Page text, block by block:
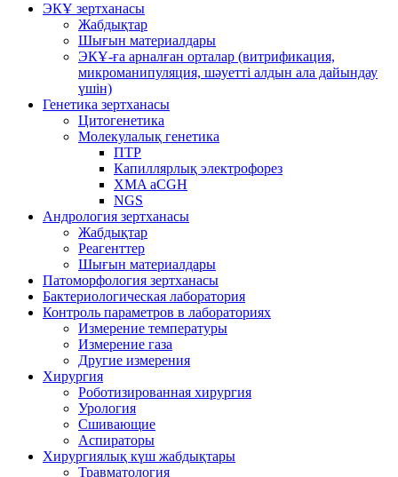
ЭКҰ зертханасы
Жабдықтар
Шығын материалдары
ЭКҰ-ға арналған орталар (витрификация,
микроманипуляция, шәуетті алдын ала дайындау
үшін)
Генетика зертханасы
Цитогенетика
Молекулалық генетика
ПТР
Капиллярлық электрофорез
XMA aCGH
NGS
Андрология зертханасы
Жабдықтар
Реагенттер
Шығын материалдары
Патоморфология зертханасы
Бактериологическая лаборатория
Контроль параметров в лабораториях
Измерение температуры
Измерение газа
Другие измерения
Хирургия
Роботизированная хирургия
Урология
Сшивающие
Аспираторы
Хирургиялық күш жабдықтары
Травматология